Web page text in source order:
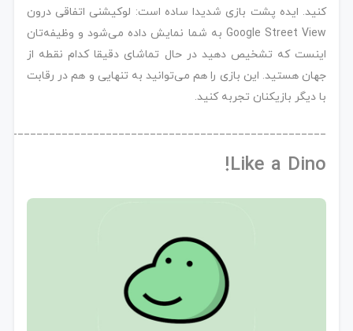
کنید. ایده پشت بازی شدیدا ساده است: لوکیشنی اتفاقی درون
Google Street View به شما نمایش داده می‌شود و وظیفه‌تان
اینست که تشخیص دهید در حال تماشای دقیقا کدام نقطه از
جهان هستید. این بازی را هم می‌توانید به تنهایی و هم در رقابت
با دیگر بازیکنان تجربه کنید.
Like a Dino!